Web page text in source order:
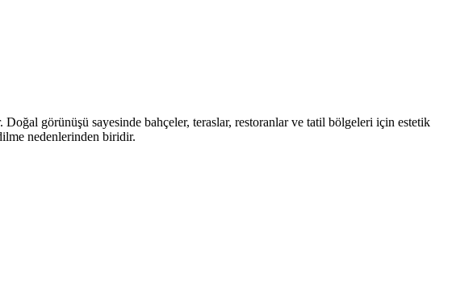
görünüşü sayesinde bahçeler, teraslar, restoranlar ve tatil bölgeleri için estetik
nedenlerinden biridir.